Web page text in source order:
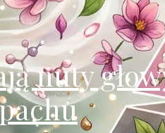
nuty